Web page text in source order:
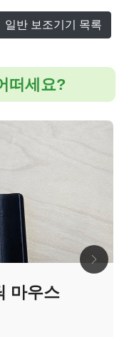
일반 보조기기 목록
떠세요?
마우스